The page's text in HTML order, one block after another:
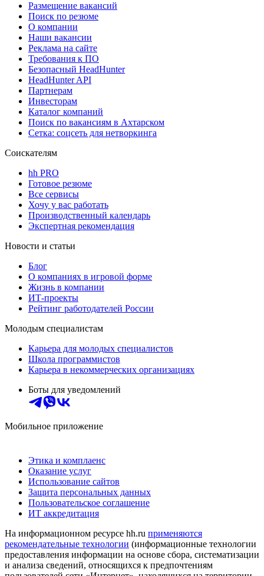
Размещение вакансий
Поиск по резюме
О компании
Наши вакансии
Реклама на сайте
Требования к ПО
Безопасный HeadHunter
HeadHunter API
Партнерам
Инвесторам
Каталог компаний
Поиск по вакансиям в Ахтарском
Сетка: соцсеть для нетворкинга
Соискателям
hh PRO
Готовое резюме
Все сервисы
Хочу у вас работать
Производственный календарь
Экспертная рекомендация
Новости и статьи
Блог
О компаниях в игровой форме
Жизнь в компании
ИТ-проекты
Рейтинг работодателей России
Молодым специалистам
Карьера для молодых специалистов
Школа программистов
Карьера в некоммерческих организациях
Боты для уведомлений
Мобильное приложение
Этика и комплаенс
Оказание услуг
Использование сайтов
Защита персональных данных
Пользовательское соглашение
ИТ аккредитация
На информационном ресурсе hh.ru применяются
рекомендательные технологии (информационные технологии
предоставления информации на основе сбора, систематизации
и анализа сведений, относящихся к предпочтениям